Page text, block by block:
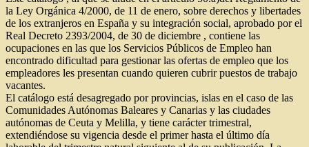
la Ley Orgánica 4/2000, de 11 de enero, sobre derechos y libertades
de los extranjeros en España y su integración social, aprobado por el
Real Decreto 2393/2004, de 30 de diciembre , contiene las
ocupaciones en las que los Servicios Públicos de Empleo han
encontrado dificultad para gestionar las ofertas de empleo que los
empleadores les presentan cuando quieren cubrir puestos de trabajo
vacantes.
El catálogo está desagregado por provincias, islas en el caso de las
Comunidades Autónomas Baleares y Canarias y las ciudades
autónomas de Ceuta y Melilla, y tiene carácter trimestral,
extendiéndose su vigencia desde el primer hasta el último día